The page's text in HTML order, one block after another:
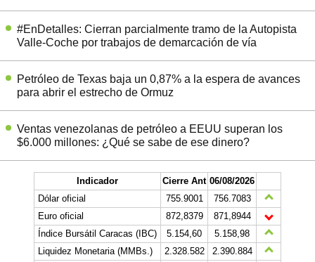
#EnDetalles: Cierran parcialmente tramo de la Autopista
Valle-Coche por trabajos de demarcación de vía
Petróleo de Texas baja un 0,87% a la espera de avances
para abrir el estrecho de Ormuz
Ventas venezolanas de petróleo a EEUU superan los
$6.000 millones: ¿Qué se sabe de ese dinero?
Indicador Cierre Ant 06/08/2026
Dólar oficial
755.9001
756.7083
Euro oficial
872,8379
871,8944
Índice Bursátil Caracas (IBC)
5.154,60
5.158,98
Liquidez Monetaria (MMBs.)
2.328.582
2.390.884